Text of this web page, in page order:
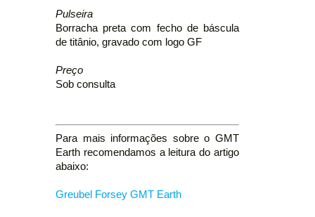
Pulseira
Borracha preta com fecho de báscula
de titânio, gravado com logo GF
Preço
Sob consulta
Para mais informações sobre o GMT
Earth recomendamos a leitura do artigo
abaixo:
Greubel Forsey GMT Earth